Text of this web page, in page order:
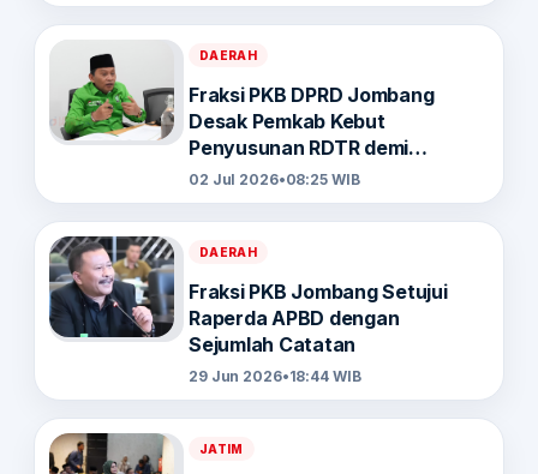
DAERAH
Fraksi PKB DPRD Jombang
Desak Pemkab Kebut
Penyusunan RDTR demi
Dongkrak Investasi
02 Jul 2026•08:25 WIB
DAERAH
Fraksi PKB Jombang Setujui
Raperda APBD dengan
Sejumlah Catatan
29 Jun 2026•18:44 WIB
JATIM